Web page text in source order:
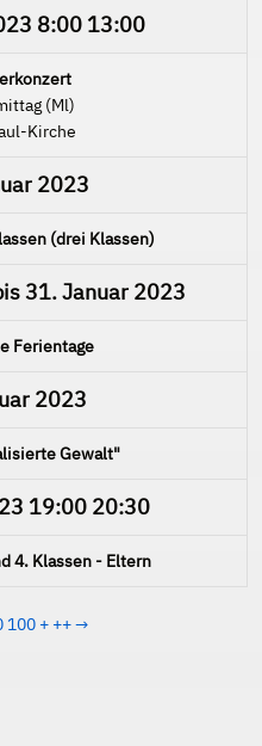
8:00 13:00
(Ml)
Kirche
2023
(drei Klassen)
31. Januar 2023
Ferientage
2023
Gewalt"
19:00 20:30
4. Klassen - Eltern
100 + ++→